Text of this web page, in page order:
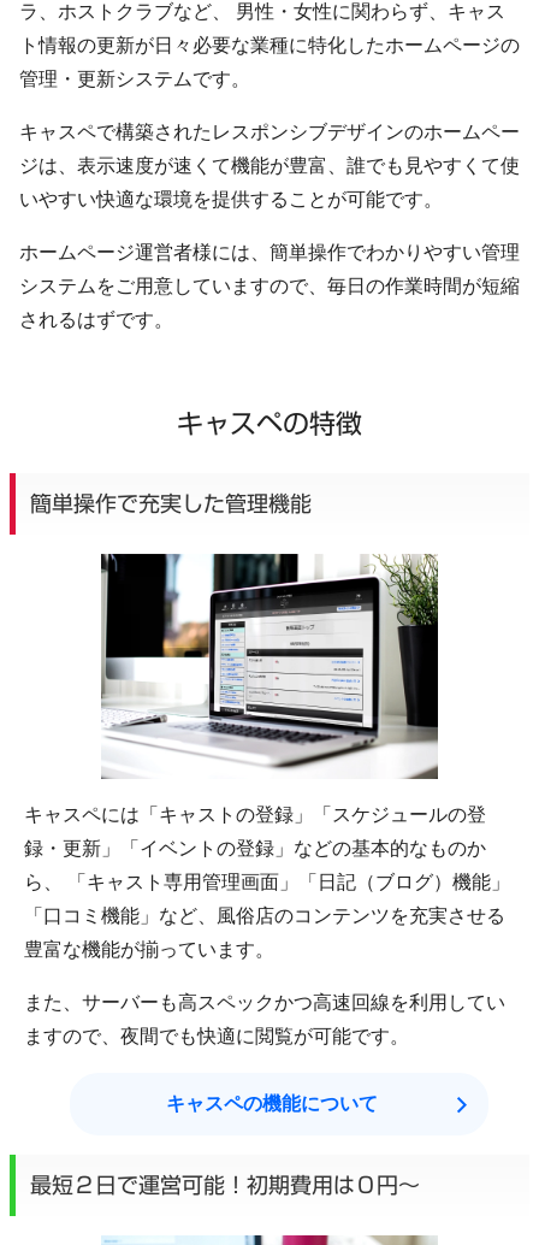
ラ、ホストクラブなど、 男性・女性に関わらず、キャス
ト情報の更新が日々必要な業種に特化したホームページの
管理・更新システムです。
キャスペで構築されたレスポンシブデザインのホームペー
ジは、表示速度が速くて機能が豊富、誰でも見やすくて使
いやすい快適な環境を提供することが可能です。
ホームページ運営者様には、簡単操作でわかりやすい管理
システムをご用意していますので、毎日の作業時間が短縮
されるはずです。
キャスペの特徴
簡単操作で充実した管理機能
キャスペには「キャストの登録」「スケジュールの登
録・更新」「イベントの登録」などの基本的なものか
ら、 「キャスト専用管理画面」「日記（ブログ）機能」
「口コミ機能」など、風俗店のコンテンツを充実させる
豊富な機能が揃っています。
また、サーバーも高スペックかつ高速回線を利用してい
ますので、夜間でも快適に閲覧が可能です。
キャスペの機能について
最短２日で運営可能！初期費用は０円～